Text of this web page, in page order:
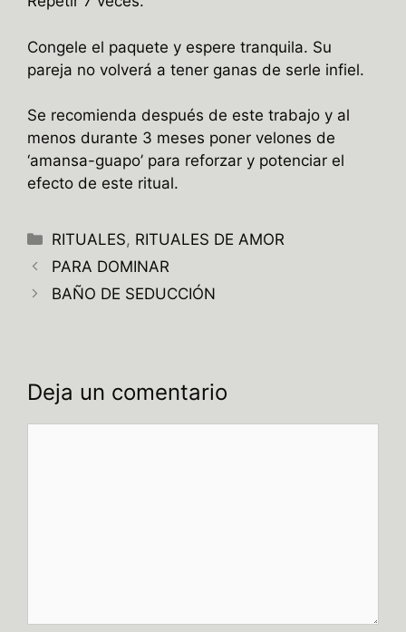
Congele el paquete y espere tranquila. Su
pareja no volverá a tener ganas de serle infiel.
Se recomienda después de este trabajo y al
menos durante 3 meses poner velones de
‘amansa-guapo’ para reforzar y potenciar el
efecto de este ritual.
Categorías
RITUALES, RITUALES DE AMOR
PARA DOMINAR
BAÑO DE SEDUCCIÓN
Deja un comentario